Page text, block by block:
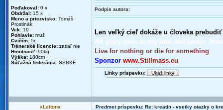
Poďakoval: 0 x
Obdržal: 15 x
Meno a priezvisko: Tomáš
Prostinák
Vek: 19
Pohlavie: muž
Cvičím: 5r.
Trénerské licencie: zatiaľ nie
Hmotnosť: 90kg
Výška: 180cm
Súťažná federácia: SSNKF
Podpis autora:
Len veľký cieľ dokáže u človeka
All glory goes to my lord and savior
Live for nothing or die for something
Sponzor www.Stillmass.eu
Linky príspevku:
xLeitonx Predmet príspevku: Re: kreatin - vsetky otazky o